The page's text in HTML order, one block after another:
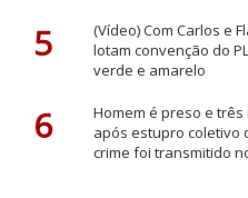
5
(Vídeo) Com Carlos e
lotam convenção do
verde e amarelo
6
Homem é preso e
após estupro coletivo
crime foi transmitido